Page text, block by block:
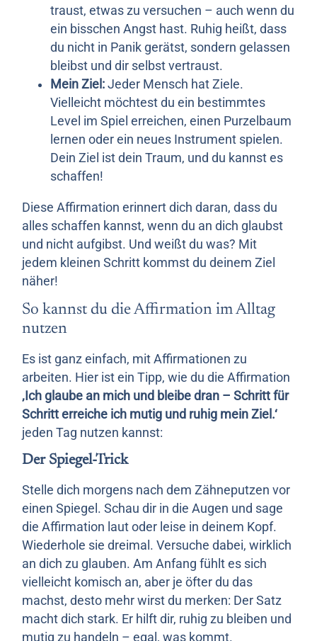
traust, etwas zu versuchen – auch wenn du
ein bisschen Angst hast. Ruhig heißt, dass
du nicht in Panik gerätst, sondern gelassen
bleibst und dir selbst vertraust.
Mein Ziel: Jeder Mensch hat Ziele.
Vielleicht möchtest du ein bestimmtes
Level im Spiel erreichen, einen Purzelbaum
lernen oder ein neues Instrument spielen.
Dein Ziel ist dein Traum, und du kannst es
schaffen!
Diese Affirmation erinnert dich daran, dass du
alles schaffen kannst, wenn du an dich glaubst
und nicht aufgibst. Und weißt du was? Mit
jedem kleinen Schritt kommst du deinem Ziel
näher!
So kannst du die Affirmation im Alltag
nutzen
Es ist ganz einfach, mit Affirmationen zu
arbeiten. Hier ist ein Tipp, wie du die Affirmation
‚Ich glaube an mich und bleibe dran – Schritt für
Schritt erreiche ich mutig und ruhig mein Ziel.‘
jeden Tag nutzen kannst:
Der Spiegel-Trick
Stelle dich morgens nach dem Zähneputzen vor
einen Spiegel. Schau dir in die Augen und sage
die Affirmation laut oder leise in deinem Kopf.
Wiederhole sie dreimal. Versuche dabei, wirklich
an dich zu glauben. Am Anfang fühlt es sich
vielleicht komisch an, aber je öfter du das
machst, desto mehr wirst du merken: Der Satz
macht dich stark. Er hilft dir, ruhig zu bleiben und
mutig zu handeln – egal, was kommt.